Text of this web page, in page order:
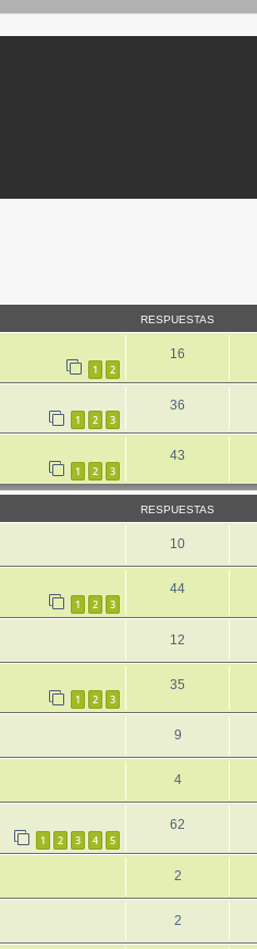
RESPUESTAS
1 2
16
1 2 3
36
1 2 3
43
RESPUESTAS
10
1 2 3
44
12
1 2 3
35
9
4
1 2 3 4 5
62
2
2